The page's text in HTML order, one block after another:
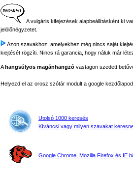
A vulgáris kifejezések alapbeállításként ki
jelölőnégyzetet.
Azon szavakhoz, amelyekhez még nincs saját
kiejtését rögzíti. Nincs rá garancia, hogy náluk már
Ahangsúlyos magánhangzó vastagon szedett
Helyezd el az orosz szótár modult a google
Utolsó 1000 keresés
Kíváncsi vagy milyen szavakat
Google Chrome, Mozilla Firefox és IE